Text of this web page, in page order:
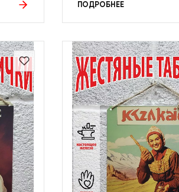
ПОДРОБНЕЕ